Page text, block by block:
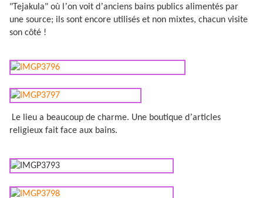
"Tejakula" où l ’on voit d’anciens bains publics alimentés par
une source; ils sont encore utilisés et non mixtes, chacun visite
son côté !
Le lieu a beaucoup de charme. Une boutique d’articles
religieux fait face aux bains.